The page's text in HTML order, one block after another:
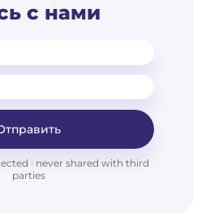
с нами
· never shared with third
parties